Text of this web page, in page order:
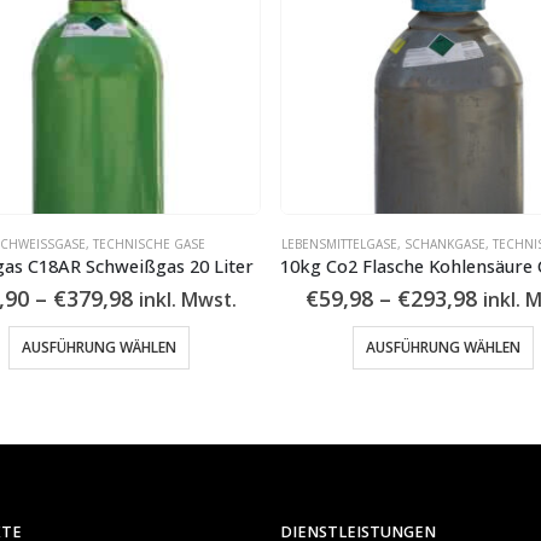
, TECHNISCHE GASE
C18AR Schweißgas 20 Liter
– €379,98Preisspanne:
bis
€379,98
inkl. Mwst.
AUSFÜHRUNG WÄHLEN
Dieses Produkt weist mehrere Varianten auf. Die Optionen können auf der Produktseite gewählt werden
LEBENSMITTELGASE, SCHANKGASE,
€59,98 – €293,98
bis
€293,98
inkl.
AUSFÜHRUNG WÄHLEN
Dieses
DIENSTLEISTUNGEN